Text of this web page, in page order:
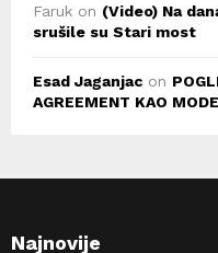
Faruk on (Video) Na
srušile su Stari most
Esad Jaganjac on
AGREEMENT KAO
Najnovije